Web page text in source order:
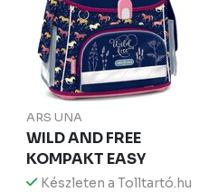
ARS UNA
WILD AND FREE
KOMPAKT EASY
Készleten a Tolltartó.hu